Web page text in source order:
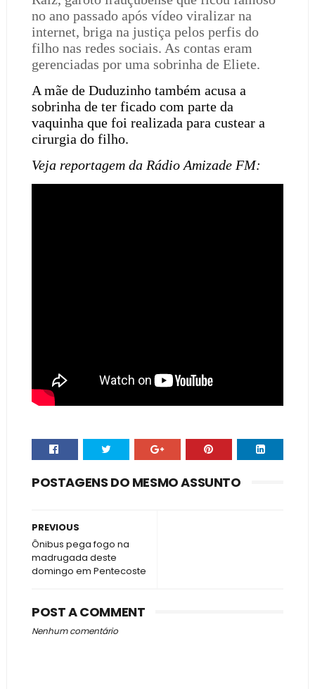
no ano passado após vídeo viralizar na
internet, briga na justiça pelos perfis do
filho nas redes sociais. As contas eram
gerenciadas por uma sobrinha de Eliete.
A mãe de Duduzinho também acusa a
sobrinha de ter ficado com parte da
vaquinha que foi realizada para custear a
cirurgia do filho.
Veja reportagem da Rádio Amizade FM:
POSTAGENS DO MESMO ASSUNTO
PREVIOUS
Ônibus pega fogo na
madrugada deste
domingo em Pentecoste
POST A COMMENT
Nenhum comentário